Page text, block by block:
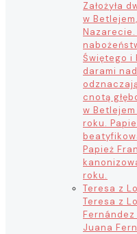
Założyła
w
Nazarecie.
Świętego i
darami
cnotą
w
roku.
Papież
roku.
Teresa z
Teresa z
Juana